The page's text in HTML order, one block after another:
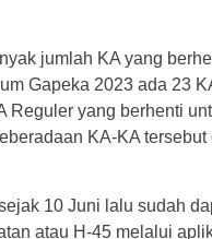
jumlah KA yang
Gapeka 2023 ada 23
Reguler yang berhenti
KA-KA
10 Juni lalu sudah
atau H-45 melalui